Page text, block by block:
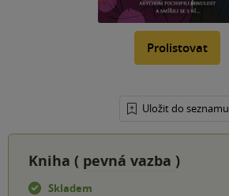
Prolistovat
Uložit do seznamu
Kniha ( pevná vazba )
Skladem